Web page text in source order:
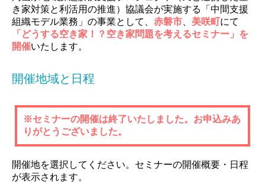
き家対策と利活用の推進）協議会が実施する「中間支援
組織モデル業務」の事業として、 赤磐市 美咲町にて
「どうする空き家！？空き家問題を考えるセミナー」を
開催いたします。
開催地域と日程
※セミナーの開催は終了いたしました。お申込みあ
りがとうございました。
開催地を選択してください。セミナーの開催概要・日程
が表示されます。